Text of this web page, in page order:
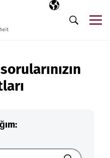
Seçili dil
TR
Arama